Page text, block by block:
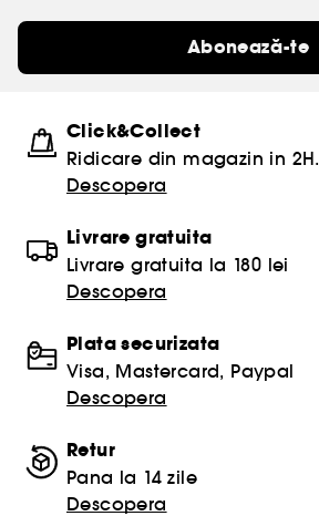
Abonează-te
Click&Collect
Ridicare din magazin in 2H.
Descopera
Livrare gratuita
Livrare gratuita la 180 lei
Descopera
Plata securizata
Visa, Mastercard, Paypal
Descopera
Retur
Pana la 14 zile
Descopera